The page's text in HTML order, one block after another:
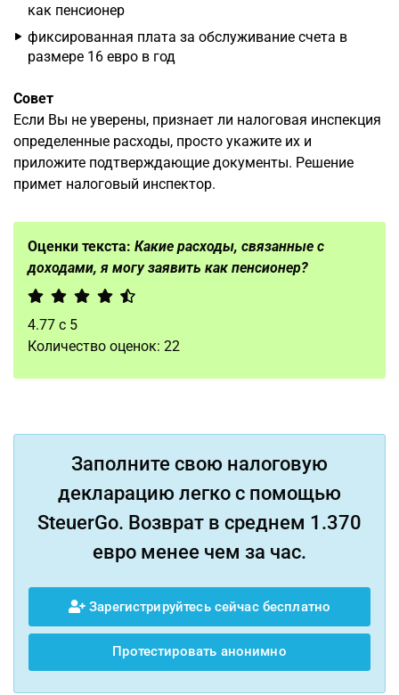
как пенсионер
фиксированная плата за обслуживание счета в
размере 16 евро в год
Совет
Если Вы не уверены, признает ли налоговая инспекция
определенные расходы, просто укажите их и
приложите подтверждающие документы. Решение
примет налоговый инспектор.
Оценки текста: Какие расходы, связанные с
доходами, я могу заявить как пенсионер?
4.77 с 5
Количество оценок: 22
Заполните свою налоговую
декларацию легко с помощью
SteuerGo. Возврат в среднем 1.370
евро менее чем за час.
Зарегистрируйтесь сейчас бесплатно
Протестировать анонимно